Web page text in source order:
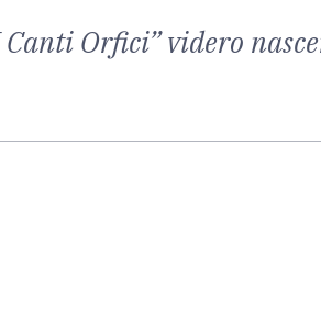
Orfici” videro